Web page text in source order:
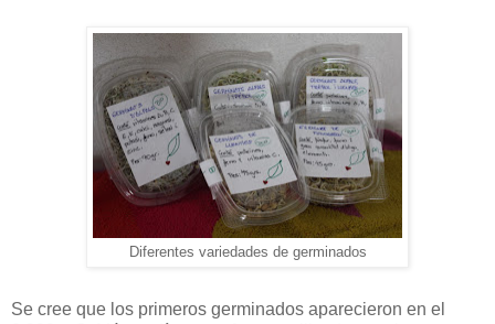
Diferentes variedades de germinados
Se cree que los primeros germinados aparecieron en el